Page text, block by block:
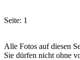
Seite: 1
Alle Fotos auf diesen
Sie dürfen nicht ohne